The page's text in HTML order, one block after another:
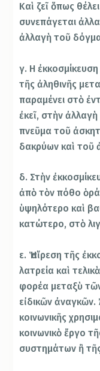
Καὶ ζεῖ ὅπως
συνεπάγεται
ἀλλαγὴ τοῦ
γ. H
τῆς ἀληθινῆς
παραμένει στὸ
ἐκεῖ, στὴν
πνεῦμα τοῦ
δακρύων καὶ τοῦ
δ. Στὴν
ἀπὸ τὸν πόθο
ὑψηλότερο καὶ
κατώτερο, στὸ
ε. Ἡ αἵρεση τῆς
λατρεία καὶ
φορέα μεταξὺ
εἰδικῶν ἀναγκῶν.
κοινωνικῆς
κοινωνικὸ ἔργο
συστημάτων ἢ